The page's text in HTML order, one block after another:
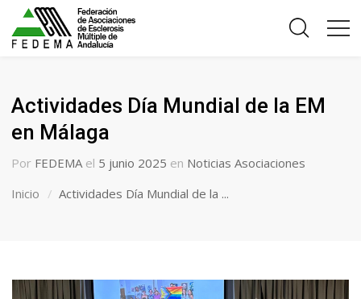
Actividades Día Mundial de la EM
en Málaga
Por FEDEMA el 5 junio 2025 en Noticias Asociaciones
Inicio
Actividades Día Mundial de la ...